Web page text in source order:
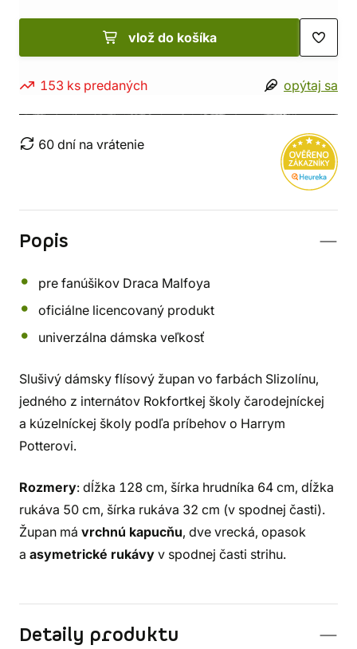
vlož do košíka
153 ks predaných opýtaj sa
60 dní na vrátenie
Popis
pre fanúšikov Draca Malfoya
oficiálne licencovaný produkt
univerzálna dámska veľkosť
Slušivý dámsky flísový župan vo farbách Slizolínu,
jedného z internátov Rokfortkej školy čarodejníckej
a kúzelníckej školy podľa príbehov o Harrym
Potterovi.
Rozmery: dĺžka 128 cm, šírka hrudníka 64 cm, dĺžka
rukáva 50 cm, šírka rukáva 32 cm (v spodnej časti).
Župan má vrchnú kapucňu, dve vrecká, opasok
a asymetrické rukávy v spodnej časti strihu.
Detaily produktu